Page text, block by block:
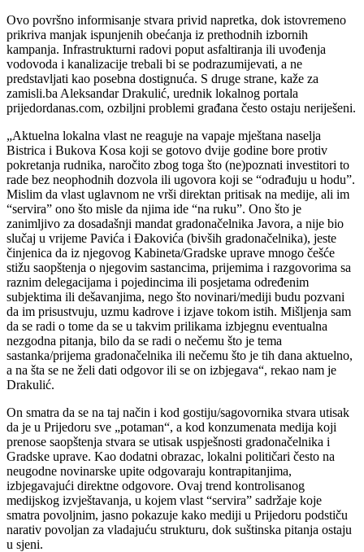
Ovo površno informisanje stvara privid napretka, dok istovremeno
prikriva manjak ispunjenih obećanja iz prethodnih izbornih
kampanja. Infrastrukturni radovi poput asfaltiranja ili uvođenja
vodovoda i kanalizacije trebali bi se podrazumijevati, a ne
predstavljati kao posebna dostignuća. S druge strane, kaže za
zamisli.ba Aleksandar Drakulić, urednik lokalnog portala
prijedordanas.com, ozbiljni problemi građana često ostaju neriješeni.
„Aktuelna lokalna vlast ne reaguje na vapaje mještana naselja
Bistrica i Bukova Kosa koji se gotovo dvije godine bore protiv
pokretanja rudnika, naročito zbog toga što (ne)poznati investitori to
rade bez neophodnih dozvola ili ugovora koji se “odrađuju u hodu”.
Mislim da vlast uglavnom ne vrši direktan pritisak na medije, ali im
“servira” ono što misle da njima ide “na ruku”. Ono što je
zanimljivo za dosadašnji mandat gradonačelnika Javora, a nije bio
slučaj u vrijeme Pavića i Đakovića (bivših gradonačelnika), jeste
činjenica da iz njegovog Kabineta/Gradske uprave mnogo češće
stižu saopštenja o njegovim sastancima, prijemima i razgovorima sa
raznim delegacijama i pojedincima ili posjetama određenim
subjektima ili dešavanjima, nego što novinari/mediji budu pozvani
da im prisustvuju, uzmu kadrove i izjave tokom istih. Mišljenja sam
da se radi o tome da se u takvim prilikama izbjegnu eventualna
nezgodna pitanja, bilo da se radi o nečemu što je tema
sastanka/prijema gradonačelnika ili nečemu što je tih dana aktuelno,
a na šta se ne želi dati odgovor ili se on izbjegava“, rekao nam je
Drakulić.
On smatra da se na taj način i kod gostiju/sagovornika stvara utisak
da je u Prijedoru sve „potaman“, a kod konzumenata medija koji
prenose saopštenja stvara se utisak uspješnosti gradonačelnika i
Gradske uprave. Kao dodatni obrazac, lokalni političari često na
neugodne novinarske upite odgovaraju kontrapitanjima,
izbjegavajući direktne odgovore. Ovaj trend kontrolisanog
medijskog izvještavanja, u kojem vlast “servira” sadržaje koje
smatra povoljnim, jasno pokazuje kako mediji u Prijedoru podstiču
narativ povoljan za vladajuću strukturu, dok suštinska pitanja ostaju
u sjeni.